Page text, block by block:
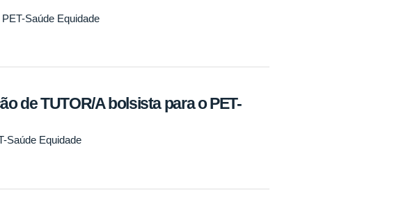
Saúde Equidade
de TUTOR/A bolsista para o PET-
Saúde Equidade